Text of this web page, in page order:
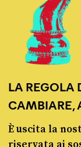
LA REGOLA
CAMBIARE,
È uscita la